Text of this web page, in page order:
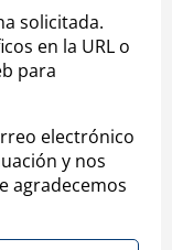
solicitada.
en la URL o
para
electrónico
y nos
agradecemos